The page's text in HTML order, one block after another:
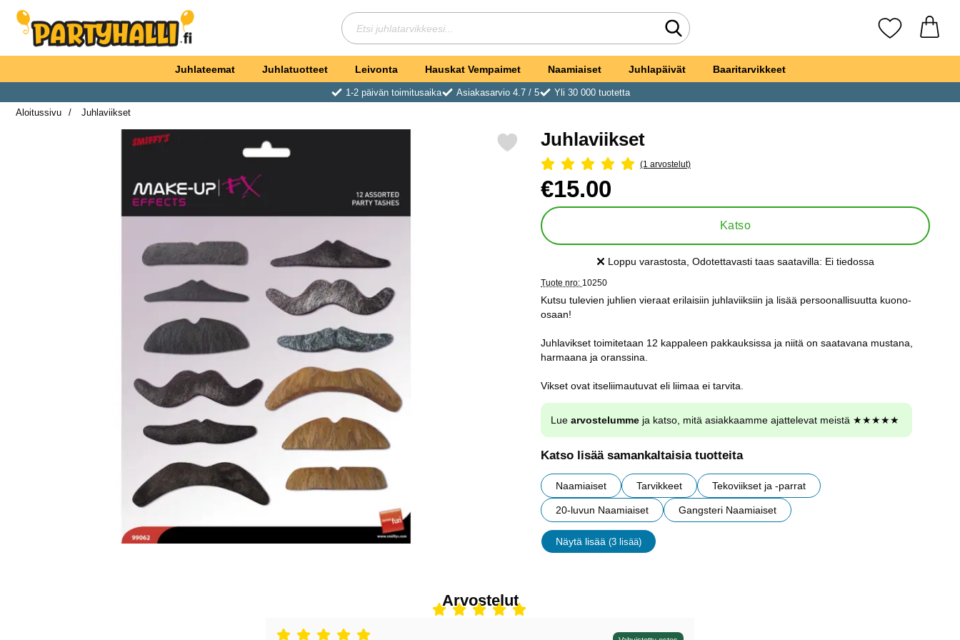
Hae
Tee haku
Ostoskori laajennettu Partyhallen AB Suosikkini
Juhlateemat Juhlatuotteet Leivonta Hauskat Vempaimet Naamiaiset Juhlapäivät Baaritarvikkeet
1-2 päivän toimitusaika Asiakasarvio 4.7 / 5
Yli 30 000 tuotetta
Aloitussivu
Juhlaviikset
Merkitse juhlaviikset suosikiksiJuhlaviikset
Arvostelu: 5 Tähdet, Ohita kaikki arvostelut
(1 arvostelut)
hinta
€15.00
Katso
Saatavuus:
Loppu varastosta , Odotettavasti taas saatavilla: Ei tiedossa
Tuote nro: 10250
Kutsu tulevien juhlien vieraat erilaisiin juhlaviiksiin ja lisää persoonallisuutta kuono-
osaan!
Juhlavikset toimitetaan 12 kappaleen pakkauksissa ja niitä on saatavana mustana,
harmaana ja oranssina.
Vikset ovat itseliimautuvat eli liimaa ei tarvita.
Lue arvostelumme ja katso, mitä asiakkaamme ajattelevat meistä ★★★★★
Katso lisää samankaltaisia tuotteita
Naamiaiset Tarvikkeet Tekoviikset ja -parrat
20-luvun Naamiaiset Gangsteri Naamiaiset
Näytä lisää (3 lisää)
ominaisuudet
Arvostelut